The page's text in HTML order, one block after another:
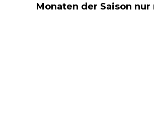
Monaten der Saison